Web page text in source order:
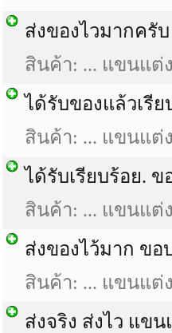
ส่งของไวมากครั
สินค้า: ... แขนแต่
ได้รับของแล้วเรีย
สินค้า: ... แขนแต่
ได้รับเรียบร้อย.
สินค้า: ... แขนแต่
ส่งของไว้มาก ข
สินค้า: ... แขนแต่
ส่งจริง ส่งไว แข